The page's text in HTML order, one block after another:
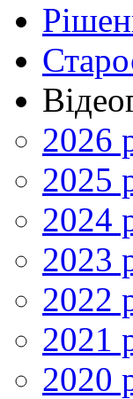
2026
2025
2024
2023
2022
2021
2020